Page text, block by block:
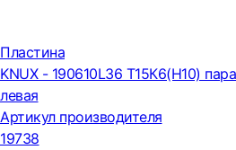
Пластина
KNUX - 190610L36 Т15К6(Н10)
левая
Артикул производителя
19738